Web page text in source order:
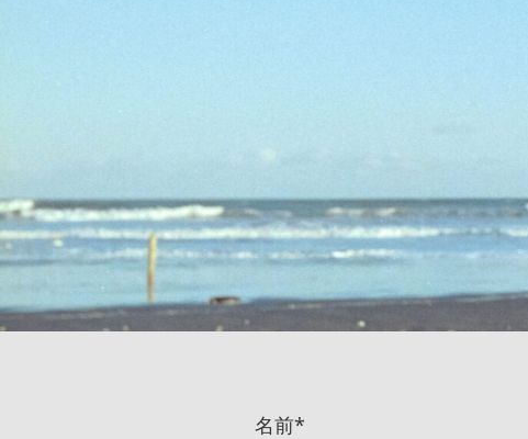
名前*